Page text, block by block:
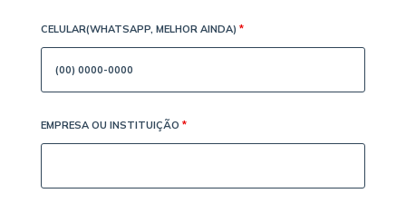
CELULAR(WHATSAPP, MELHOR AINDA) *
EMPRESA OU INSTITUIÇÃO *